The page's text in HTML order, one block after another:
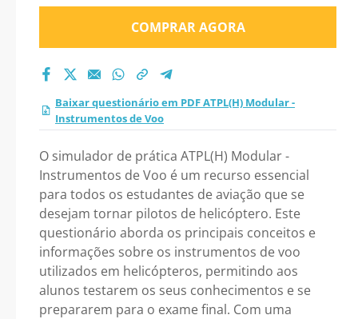
COMPRAR AGORA
Baixar questionário em PDF ATPL(H) Modular -
Instrumentos de Voo
O simulador de prática ATPL(H) Modular -
Instrumentos de Voo é um recurso essencial
para todos os estudantes de aviação que se
desejam tornar pilotos de helicóptero. Este
questionário aborda os principais conceitos e
informações sobre os instrumentos de voo
utilizados em helicópteros, permitindo aos
alunos testarem os seus conhecimentos e se
prepararem para o exame final. Com uma